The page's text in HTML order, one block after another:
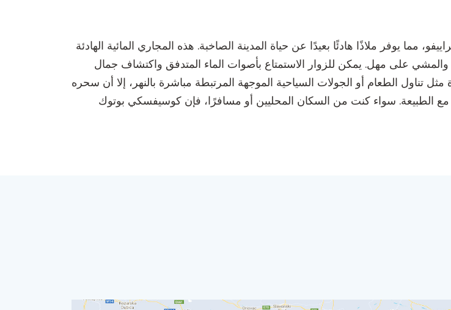
يوفر ملاذًا هادئًا بعيدًا عن حياة المدينة الصاخبة. هذه المجاري المائية الهادئة
والمشي على مهل. يمكن للزوار الاستمتاع بأصوات الماء المتدفق واكتشاف جمال
تناول الطعام أو الجولات السياحية الموجهة المرتبطة مباشرة بالنهر، إلا أن سحره
مع الطبيعة. سواء كنت من السكان المحليين أو مسافرًا، فإن كوسيفسكي بوتوك